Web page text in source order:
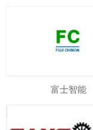
富士智能